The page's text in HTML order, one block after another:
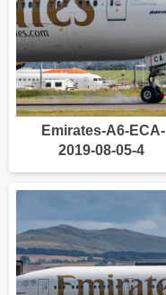
Emirates-A6-ECA-
2019-08-05-4